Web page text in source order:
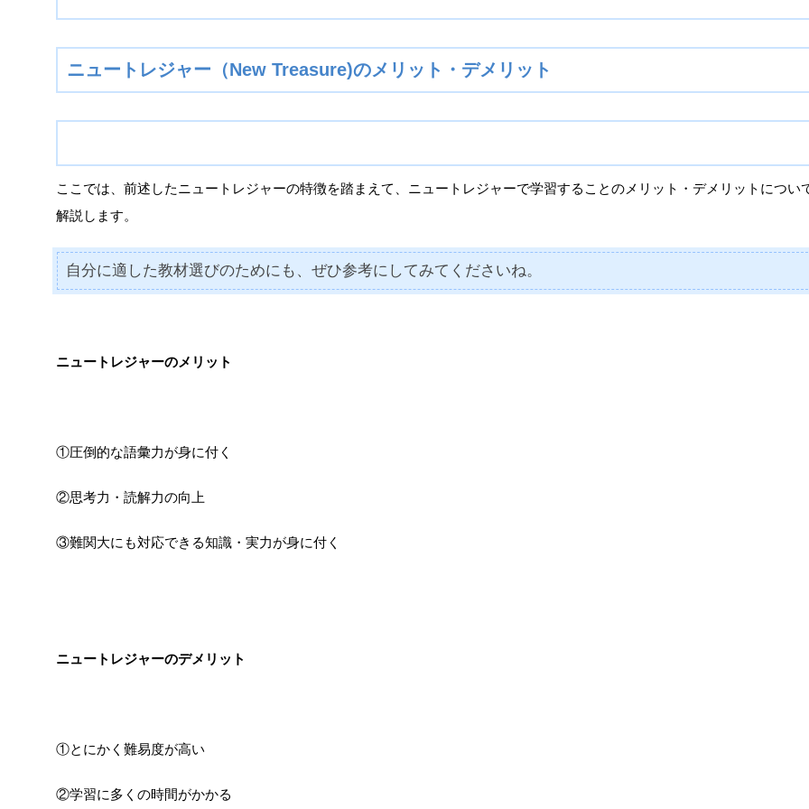
ニュートレジャー（New Treasure)のメリット・デメリット
ここでは、前述したニュートレジャーの特徴を踏まえて、ニュートレジャーで学習することのメリット・デメリットについ
解説します。
自分に適した教材選びのためにも、ぜひ参考にしてみてくださいね。
ニュートレジャーのメリット
①圧倒的な語彙力が身に付く
②思考力・読解力の向上
③難関大にも対応できる知識・実力が身に付く
ニュートレジャーのデメリット
①とにかく難易度が高い
②学習に多くの時間がかかる